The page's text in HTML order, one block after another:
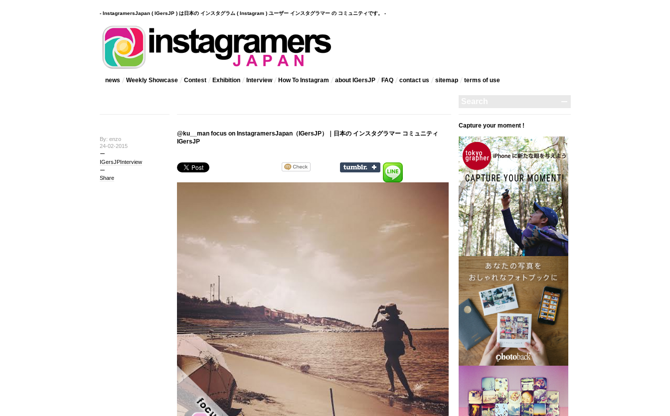
- InstagramersJapan ( IGersJP ) は日本の インスタグラム ( Instagram ) ユーザー インスタグラマー の コミュニティです。 -
news Weekly Showcase Contest Exhibition Interview How To Instagram about IGersJP FAQ contact us sitemap terms‎ of use
By: enzo
24-02-2015
IGersJPInterview
Share
@ku__man focus on InstagramersJapan（IGersJP）｜日本の インスタグラマー コミュニティ
IGersJP
Capture your moment !